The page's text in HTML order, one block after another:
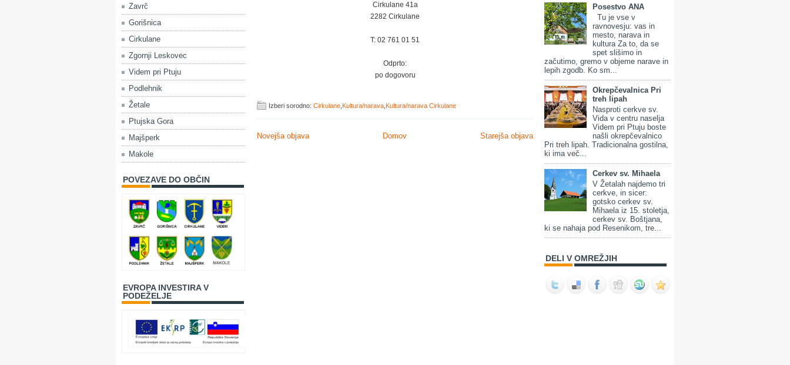
Zavrč
Gorišnica
Cirkulane
Zgornji Leskovec
Videm pri Ptuju
Podlehnik
Žetale
Ptujska Gora
Majšperk
Makole
POVEZAVE DO OBČIN
EVROPA INVESTIRA V
PODEŽELJE
Cirkulane 41a
2282 Cirkulane
T: 02 761 01 51
Odprto:
po dogovoru
Izberi sorodno: Cirkulane Kultura/narava Kultura/narava Cirkulane
Novejša objava Starejša objava
Domov
Posestvo ANA
Tu je vse v
ravnovesju: vas in
mesto, narava in
kultura Za to, da se
spet slišimo in
začutimo, gremo v objeme narave in
lepih zgodb. Ko sm...
Okrepčevalnica Pri
treh lipah
Nasproti cerkve sv.
Vida v centru naselja
Videm pri Ptuju boste
našli okrepčevalnico
Pri treh lipah. Tradicionalna gostilna,
ki ima več...
Cerkev sv. Mihaela
V Žetalah najdemo tri
cerkve, in sicer:
gotsko cerkev sv.
Mihaela iz 15. stoletja,
cerkev sv. Boštjana,
ki se nahaja pod Resenikom, tre...
DELI V OMREŽJIH